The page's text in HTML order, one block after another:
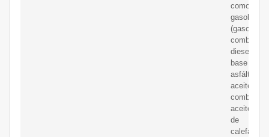
como
gasolina
(gasolina),
diesel,
base
asfáltica,
aceites
aceite
de